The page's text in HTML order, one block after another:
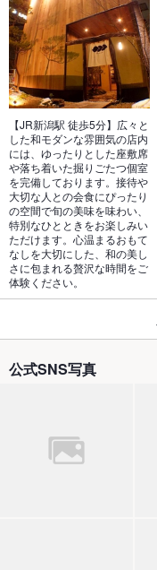
【JR新潟駅 徒歩5分】広々と
した和モダンな雰囲気の店内
には、ゆったりとした座敷席
や落ち着いた掘りごたつ個室
を完備しております。接待や
大切な人との会食にぴったり
の空間で旬の美味を味わい、
特別なひとときをお楽しみい
ただけます。心温まるおもて
なしを大切にした、和の美し
さに包まれる贅沢な時間をご
体験ください。
公式SNS写真